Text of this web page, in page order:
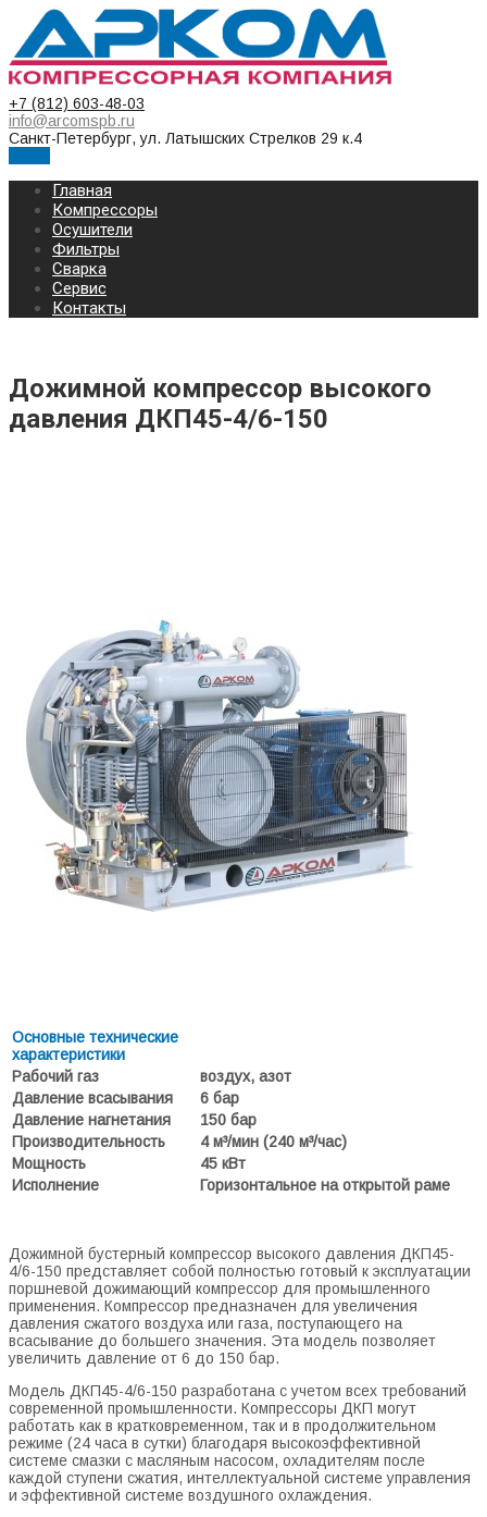
+7 (812) 603-48-03
info@arcomspb.ru
Санкт-Петербург, ул. Латышских Стрелков 29 к.4
Главная
Компрессоры
Осушители
Фильтры
Сварка
Сервис
Контакты
Дожимной компрессор высокого
давления ДКП45-4/6-150
Основные технические
характеристики
Рабочий газ
воздух, азот
Давление всасывания
6 бар
Давление нагнетания
150 бар
Производительность
4 м³/мин (240 м³/час)
Мощность
45 кВт
Исполнение
Горизонтальное на открытой раме
Дожимной бустерный компрессор высокого давления ДКП45-
4/6-150 представляет собой полностью готовый к эксплуатации
поршневой дожимающий компрессор для промышленного
применения. Компрессор предназначен для увеличения
давления сжатого воздуха или газа, поступающего на
всасывание до большего значения. Эта модель позволяет
увеличить давление от 6 до 150 бар.
Модель ДКП45-4/6-150 разработана с учетом всех требований
современной промышленности. Компрессоры ДКП могут
работать как в кратковременном, так и в продолжительном
режиме (24 часа в сутки) благодаря высокоэффективной
системе смазки с масляным насосом, охладителям после
каждой ступени сжатия, интеллектуальной системе управления
и эффективной системе воздушного охлаждения.